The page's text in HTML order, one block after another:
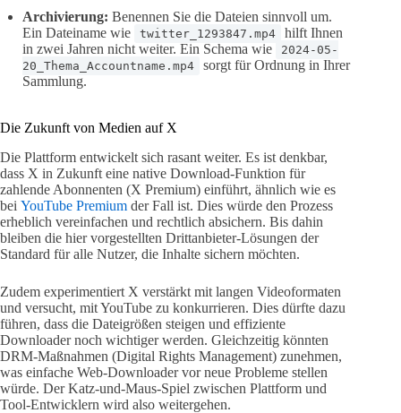
Archivierung: Benennen Sie die Dateien sinnvoll um.
Ein Dateiname wie
twitter_1293847.mp4
hilft Ihnen
in zwei Jahren nicht weiter. Ein Schema wie
2024-05-
20_Thema_Accountname.mp4
sorgt für Ordnung in Ihrer
Sammlung.
Die Zukunft von Medien auf X
Die Plattform entwickelt sich rasant weiter. Es ist denkbar,
dass X in Zukunft eine native Download-Funktion für
zahlende Abonnenten (X Premium) einführt, ähnlich wie es
bei YouTube Premium der Fall ist. Dies würde den Prozess
erheblich vereinfachen und rechtlich absichern. Bis dahin
bleiben die hier vorgestellten Drittanbieter-Lösungen der
Standard für alle Nutzer, die Inhalte sichern möchten.
Zudem experimentiert X verstärkt mit langen Videoformaten
und versucht, mit YouTube zu konkurrieren. Dies dürfte dazu
führen, dass die Dateigrößen steigen und effiziente
Downloader noch wichtiger werden. Gleichzeitig könnten
DRM-Maßnahmen (Digital Rights Management) zunehmen,
was einfache Web-Downloader vor neue Probleme stellen
würde. Der Katz-und-Maus-Spiel zwischen Plattform und
Tool-Entwicklern wird also weitergehen.